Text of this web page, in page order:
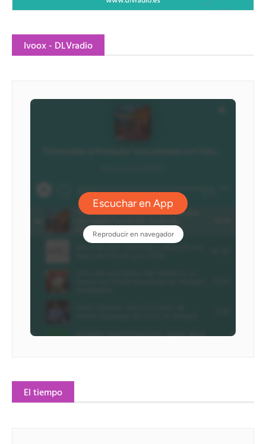
Ivoox - DLVradio
El tiempo